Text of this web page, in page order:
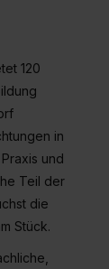
120
in
und
Teil der
die
Stück.